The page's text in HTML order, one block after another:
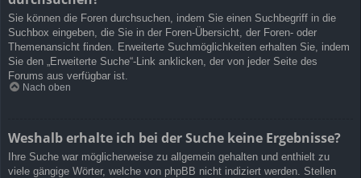
Sie können die Foren durchsuchen, indem Sie einen Suchbegriff in die
Suchbox eingeben, die Sie in der Foren-Übersicht, der Foren- oder
Themenansicht finden. Erweiterte Suchmöglichkeiten erhalten Sie, indem
Sie den „Erweiterte Suche“-Link anklicken, der von jeder Seite des
Forums aus verfügbar ist.
Nach oben
Weshalb erhalte ich bei der Suche keine Ergebnisse?
Ihre Suche war möglicherweise zu allgemein gehalten und enthielt zu
viele gängige Wörter, welche von phpBB nicht indiziert werden. Stellen